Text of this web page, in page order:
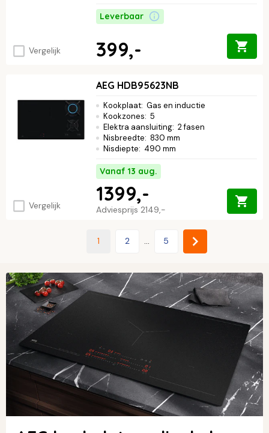
Vergelijk
Leverbaar
399,-
Vergelijk
AEG HDB95623NB
Kookplaat: Gas en inductie
Kookzones: 5
Elektra aansluiting: 2 fasen
Nisbreedte: 830 mm
Nisdiepte: 490 mm
Vanaf 13 aug.
Adviesprijs 2149,-
1399,-
1 2 ... 5